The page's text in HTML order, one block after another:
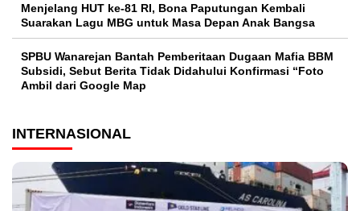
Menjelang HUT ke-81 RI, Bona Paputungan Kembali
Suarakan Lagu MBG untuk Masa Depan Anak Bangsa
SPBU Wanarejan Bantah Pemberitaan Dugaan Mafia BBM
Subsidi, Sebut Berita Tidak Didahului Konfirmasi “Foto
Ambil dari Google Map
INTERNASIONAL